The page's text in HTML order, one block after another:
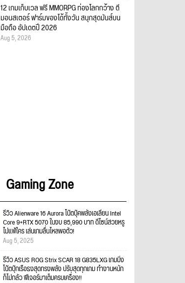
12 เกมเก็บเวล ฟรี MMORPG ท่องโลกกว้าง ตี
มอนสเตอร์ ฟาร์มของได้ทั้งวัน สนุกสุดมันส์บน
มือถือ อัปเดตปี 2026
Aug 5, 2026
Gaming Zone
รีวิว Alienware 16 Aurora โน๊ตบุ๊คพลังเอเลี่ยน Intel
Core 9+RTX 5070 ในงบ 85,990 บาท ดีไซน์สวยหรู
ไม่แพ้ใคร เล่นเกมลื่นไหลพอตัว!
Aug 5, 2025
รีวิว ASUS ROG Strix SCAR 18 G835LXG เกมมิ่ง
โน้ตบุ๊กเรือธงสุดทรงพลัง ปรับสุดทุกเกม ทำงานหนัก
ก็ไม่กลัว ฟีเจอร์มาเต็มครบเครื่อง!!